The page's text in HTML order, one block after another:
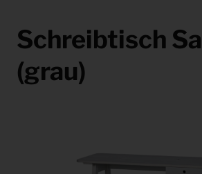
Schreibtisch
(grau)